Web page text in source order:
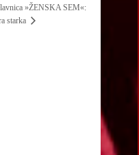
»ŽENSKA SEM«:
starka